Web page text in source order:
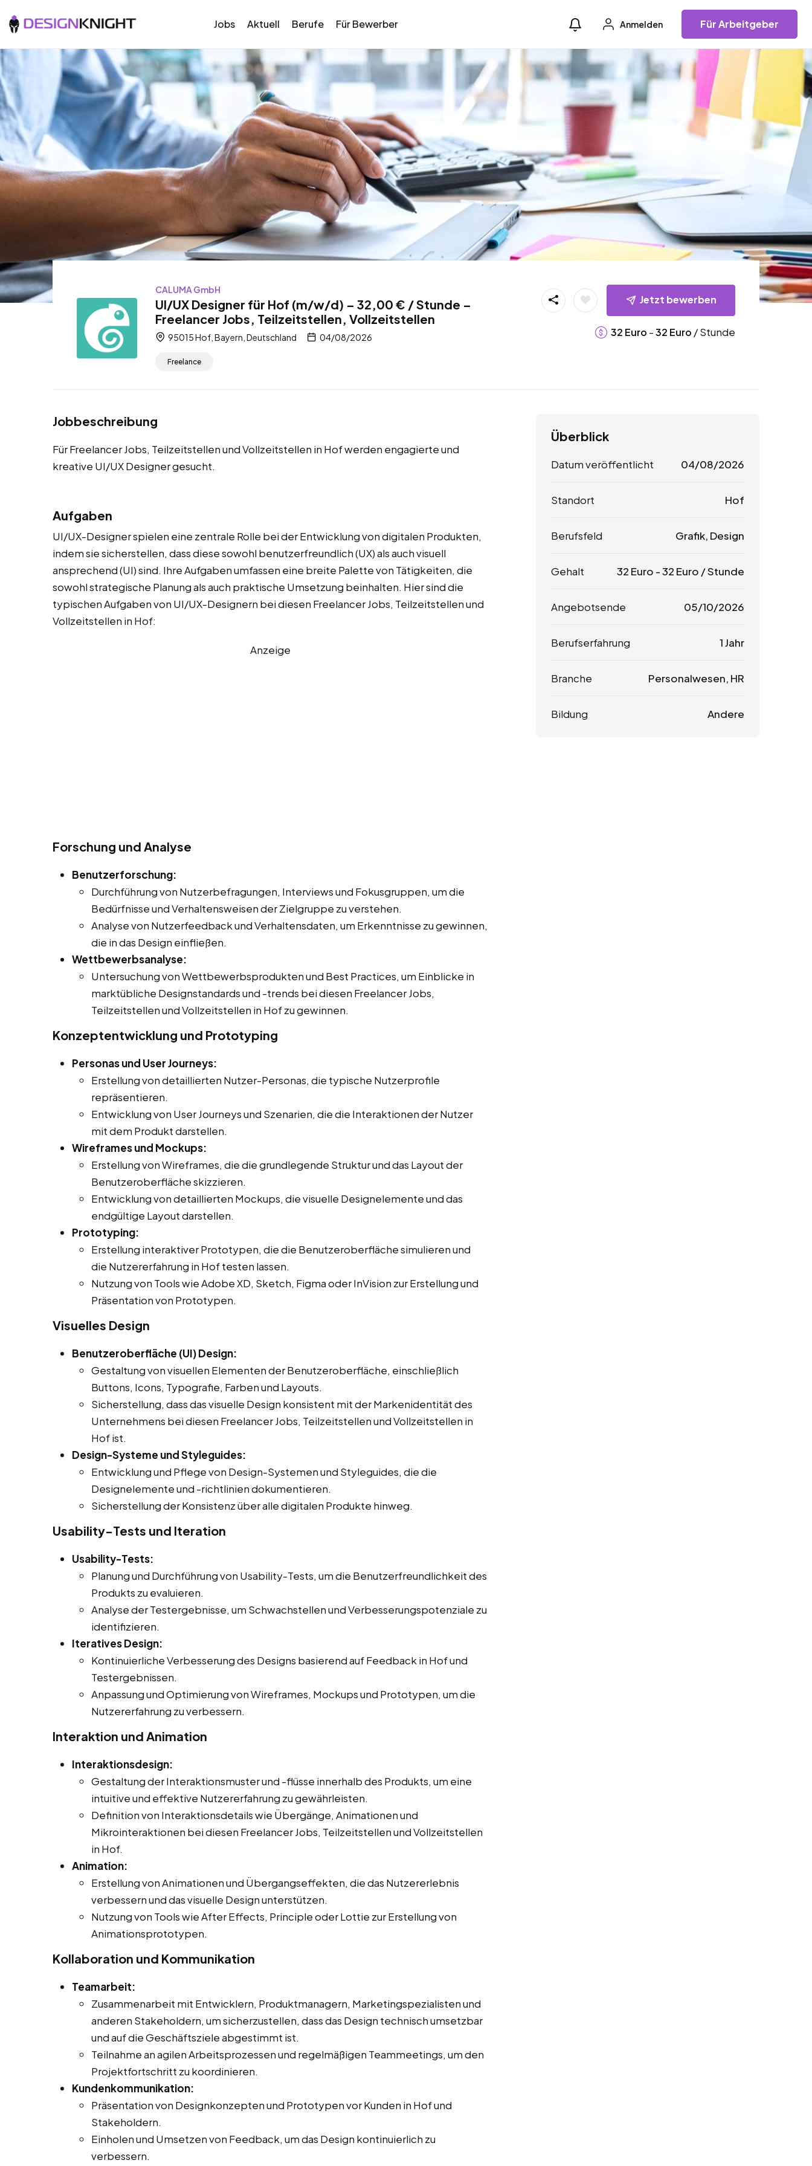
Jobs Aktuell Berufe Für Bewerber Anmelden Für Arbeitgeber
CALUMA GmbH
UI/UX Designer für Hof (m/w/d) – 32,00 € / Stunde –
Freelancer Jobs, Teilzeitstellen, Vollzeitstellen
95015 Hof, Bayern, Deutschland 04/08/2026
Freelance
Jetzt bewerben
32 Euro -32 Euro / Stunde
Jobbeschreibung
Für Freelancer Jobs, Teilzeitstellen und Vollzeitstellen in Hof werden engagierte und
kreative UI/UX Designer gesucht.
Aufgaben
UI/UX-Designer spielen eine zentrale Rolle bei der Entwicklung von digitalen Produkten,
indem sie sicherstellen, dass diese sowohl benutzerfreundlich (UX) als auch visuell
ansprechend (UI) sind. Ihre Aufgaben umfassen eine breite Palette von Tätigkeiten, die
sowohl strategische Planung als auch praktische Umsetzung beinhalten. Hier sind die
typischen Aufgaben von UI/UX-Designern bei diesen Freelancer Jobs, Teilzeitstellen und
Vollzeitstellen in Hof:
Anzeige
Forschung und Analyse
Benutzerforschung:
Durchführung von Nutzerbefragungen, Interviews und Fokusgruppen, um die
Bedürfnisse und Verhaltensweisen der Zielgruppe zu verstehen.
Analyse von Nutzerfeedback und Verhaltensdaten, um Erkenntnisse zu gewinnen,
die in das Design einfließen.
Wettbewerbsanalyse:
Untersuchung von Wettbewerbsprodukten und Best Practices, um Einblicke in
marktübliche Designstandards und -trends bei diesen Freelancer Jobs,
Teilzeitstellen und Vollzeitstellen in Hof zu gewinnen.
Konzeptentwicklung und Prototyping
Personas und User Journeys:
Erstellung von detaillierten Nutzer-Personas, die typische Nutzerprofile
repräsentieren.
Entwicklung von User Journeys und Szenarien, die die Interaktionen der Nutzer
mit dem Produkt darstellen.
Wireframes und Mockups:
Erstellung von Wireframes, die die grundlegende Struktur und das Layout der
Benutzeroberfläche skizzieren.
Entwicklung von detaillierten Mockups, die visuelle Designelemente und das
endgültige Layout darstellen.
Prototyping:
Erstellung interaktiver Prototypen, die die Benutzeroberfläche simulieren und
die Nutzererfahrung in Hof testen lassen.
Nutzung von Tools wie Adobe XD, Sketch, Figma oder InVision zur Erstellung und
Präsentation von Prototypen.
Visuelles Design
Benutzeroberfläche (UI) Design:
Gestaltung von visuellen Elementen der Benutzeroberfläche, einschließlich
Buttons, Icons, Typografie, Farben und Layouts.
Sicherstellung, dass das visuelle Design konsistent mit der Markenidentität des
Unternehmens bei diesen Freelancer Jobs, Teilzeitstellen und Vollzeitstellen in
Hof ist.
Design-Systeme und Styleguides:
Entwicklung und Pflege von Design-Systemen und Styleguides, die die
Designelemente und -richtlinien dokumentieren.
Sicherstellung der Konsistenz über alle digitalen Produkte hinweg.
Usability-Tests und Iteration
Usability-Tests:
Planung und Durchführung von Usability-Tests, um die Benutzerfreundlichkeit des
Produkts zu evaluieren.
Analyse der Testergebnisse, um Schwachstellen und Verbesserungspotenziale zu
identifizieren.
Iteratives Design:
Kontinuierliche Verbesserung des Designs basierend auf Feedback in Hof und
Testergebnissen.
Anpassung und Optimierung von Wireframes, Mockups und Prototypen, um die
Nutzererfahrung zu verbessern.
Interaktion und Animation
Interaktionsdesign:
Gestaltung der Interaktionsmuster und -flüsse innerhalb des Produkts, um eine
intuitive und effektive Nutzererfahrung zu gewährleisten.
Definition von Interaktionsdetails wie Übergänge, Animationen und
Mikrointeraktionen bei diesen Freelancer Jobs, Teilzeitstellen und Vollzeitstellen
in Hof.
Animation:
Erstellung von Animationen und Übergangseffekten, die das Nutzererlebnis
verbessern und das visuelle Design unterstützen.
Nutzung von Tools wie After Effects, Principle oder Lottie zur Erstellung von
Animationsprototypen.
Kollaboration und Kommunikation
Teamarbeit:
Zusammenarbeit mit Entwicklern, Produktmanagern, Marketingspezialisten und
anderen Stakeholdern, um sicherzustellen, dass das Design technisch umsetzbar
und auf die Geschäftsziele abgestimmt ist.
Teilnahme an agilen Arbeitsprozessen und regelmäßigen Teammeetings, um den
Projektfortschritt zu koordinieren.
Kundenkommunikation:
Präsentation von Designkonzepten und Prototypen vor Kunden in Hof und
Stakeholdern.
Einholen und Umsetzen von Feedback, um das Design kontinuierlich zu
verbessern.
Überblick
Datum veröffentlicht 04/08/2026
Standort Hof
Berufsfeld Grafik, Design
Gehalt 32 Euro -32 Euro / Stunde
Angebotsende 05/10/2026
Berufserfahrung 1 Jahr
Branche Personalwesen, HR
Bildung Andere